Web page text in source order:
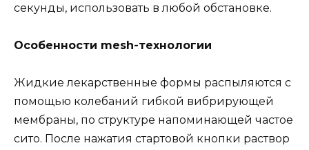
секунды, использовать в любой обстановке.
Особенности mesh-технологии
Жидкие лекарственные формы распыляются с
помощью колебаний гибкой вибрирующей
мембраны, по структуре напоминающей частое
сито. После нажатия стартовой кнопки раствор